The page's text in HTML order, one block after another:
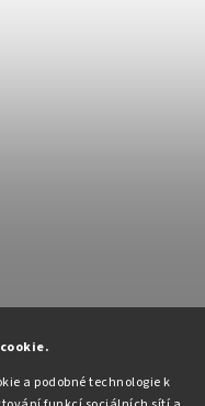
a podobné technologie k